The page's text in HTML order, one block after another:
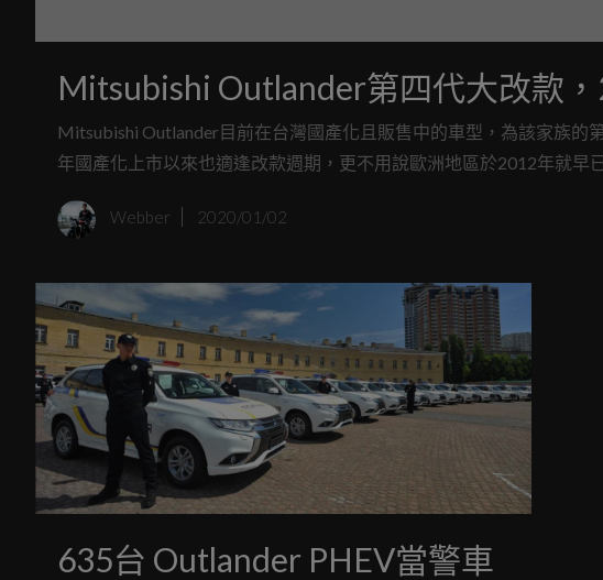
Mitsubishi Outlander第四代大改款
Mitsubishi Outlander目前在台灣國產化且販售中的車型，為該家族的
年國產化上市以來也適逢改款週期，更不用說歐洲地區於2012年就
Webber 2020/01/02
635台 Outlander PHEV當警車